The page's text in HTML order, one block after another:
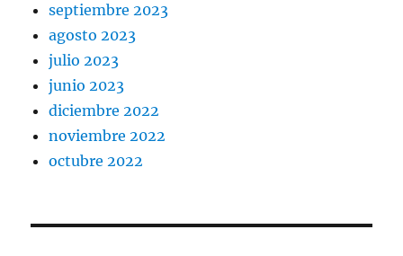
septiembre 2023
agosto 2023
julio 2023
junio 2023
diciembre 2022
noviembre 2022
octubre 2022